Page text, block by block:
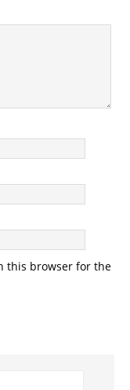
this browser for the